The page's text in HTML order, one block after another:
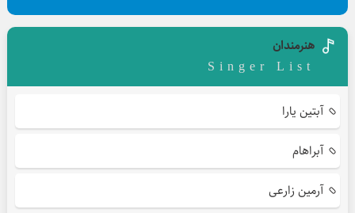
هنرمندان
Singer List
آبتین یارا
آبراهام
آرمین زارعی